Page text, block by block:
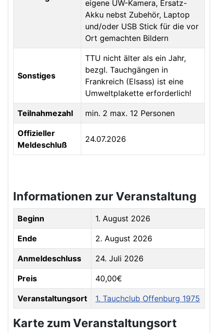
eigene UW-Kamera, Ersatz-
Akku nebst Zubehör, Laptop
und/oder USB Stick für die vor
Ort gemachten Bildern
Sonstiges
TTU nicht älter als ein Jahr,
bezgl. Tauchgängen in
Frankreich (Elsass) ist eine
Umweltplakette erforderlich!
Teilnahmezahl min. 2 max. 12 Personen
Offizieller
Meldeschluß
24.07.2026
Informationen zur Veranstaltung
Beginn 1. August 2026
Ende 2. August 2026
Anmeldeschluss 24. Juli 2026
Preis 40,00€
Veranstaltungsort 1. Tauchclub Offenburg 1975
Karte zum Veranstaltungsort